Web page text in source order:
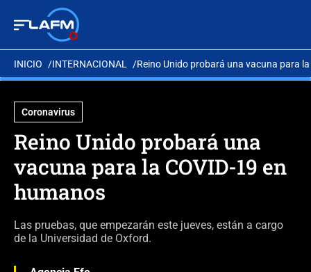
INICIO INTERNACIONAL Reino Unido probará una vacuna para
Coronavirus
Reino Unido probará una
vacuna para la COVID-19 en
humanos
Las pruebas, que empezarán este jueves, están a cargo
de la Universidad de Oxford.